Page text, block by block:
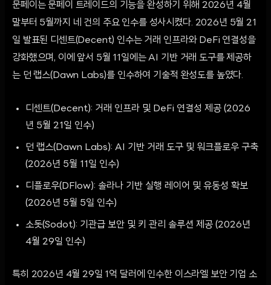
문페이는 문페이 트레이드의 기능을 완성하기 위해 2026년 4월
말부터 5월까지 네 건의 주요 인수를 성사시켰다. 2026년 5월 21
일 발표된 디센트(Decent) 인수는 거래 인프라와 DeFi 연결성을
강화했으며, 이에 앞서 5월 11일에는 AI 기반 거래 도구를 제공하
는 던 랩스(Dawn Labs)를 인수하여 기술적 완성도를 높였다.
디센트(Decent): 거래 인프라 및 DeFi 연결성 제공 (2026
년 5월 21일 인수)
던 랩스(Dawn Labs): AI 기반 거래 도구 및 워크플로우 구축
(2026년 5월 11일 인수)
디플로우(DFlow): 솔라나 기반 실행 레이어 및 유동성 확보
(2026년 5월 5일 인수)
소돗(Sodot): 기관급 보안 및 키 관리 솔루션 제공 (2026년
4월 29일 인수)
특히 2026년 4월 29일 1억 달러에 인수한 이스라엘 보안 기업 소